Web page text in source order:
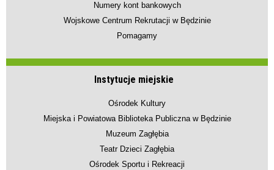
Numery kont bankowych
Wojskowe Centrum Rekrutacji w Będzinie
Pomagamy
Instytucje miejskie
Ośrodek Kultury
Miejska i Powiatowa Biblioteka Publiczna w Będzinie
Muzeum Zagłębia
Teatr Dzieci Zagłębia
Ośrodek Sportu i Rekreacji